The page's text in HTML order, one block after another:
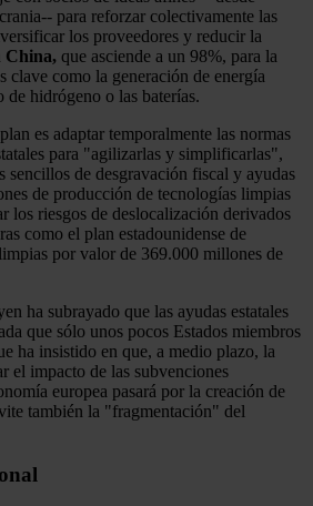
para reforzar colectivamente las
los proveedores y reducir la
China, que asciende a un 98%, para la
clave como la generación de energía
de hidrógeno o las baterías.
es adaptar temporalmente las normas
para "agilizarlas y simplificarlas",
sencillos de desgravación fiscal y ayudas
de producción de tecnologías limpias
los riesgos de deslocalización derivados
como el plan estadounidense de
por valor de 369.000 millones de
ha subrayado que las ayudas estatales
que sólo unos pocos Estados miembros
ha insistido en que, a medio plazo, la
el impacto de las subvenciones
europea pasará por la creación de
también la "fragmentación" del